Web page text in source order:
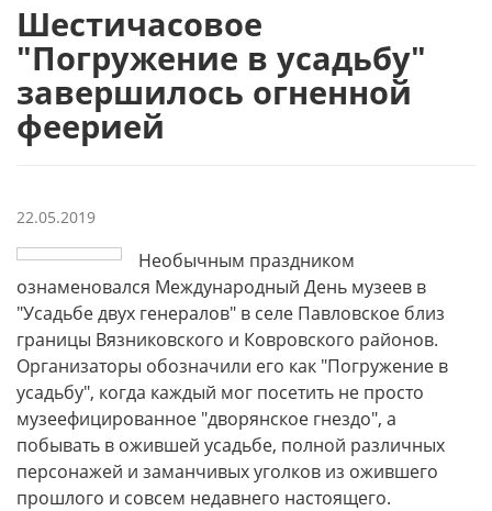
Шестичасовое
"Погружение в усадьбу"
завершилось огненной
феерией
22.05.2019
Необычным праздником
ознаменовался Международный День музеев в
"Усадьбе двух генералов" в селе Павловское близ
границы Вязниковского и Ковровского районов.
Организаторы обозначили его как "Погружение в
усадьбу", когда каждый мог посетить не просто
музеефицированное "дворянское гнездо", а
побывать в ожившей усадьбе, полной различных
персонажей и заманчивых уголков из ожившего
прошлого и совсем недавнего настоящего.